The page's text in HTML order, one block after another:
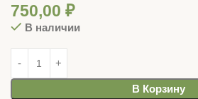
750,00 ₽
В наличии
В Корзину